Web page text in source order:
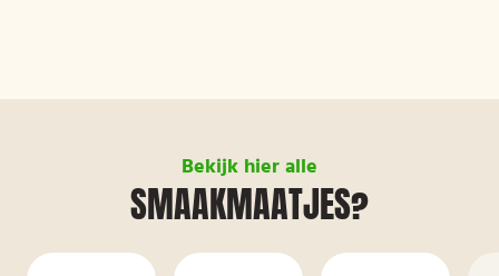
Bekijk hier alle
SMAAKMAATJES?